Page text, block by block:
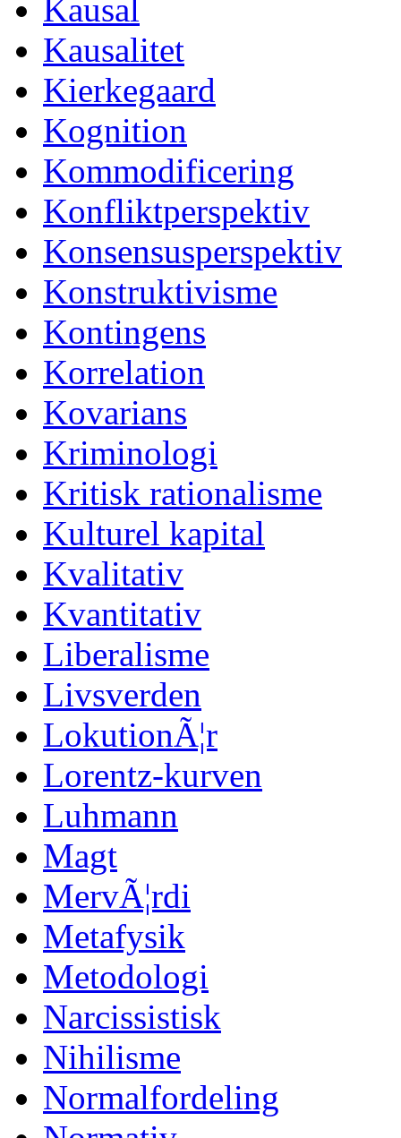
Kausal
Kausalitet
Kierkegaard
Kognition
Kommodificering
Konfliktperspektiv
Konsensusperspektiv
Konstruktivisme
Kontingens
Korrelation
Kovarians
Kriminologi
Kritisk rationalisme
Kulturel kapital
Kvalitativ
Kvantitativ
Liberalisme
Livsverden
LokutionÃ¦r
Lorentz-kurven
Luhmann
Magt
MervÃ¦rdi
Metafysik
Metodologi
Narcissistisk
Nihilisme
Normalfordeling